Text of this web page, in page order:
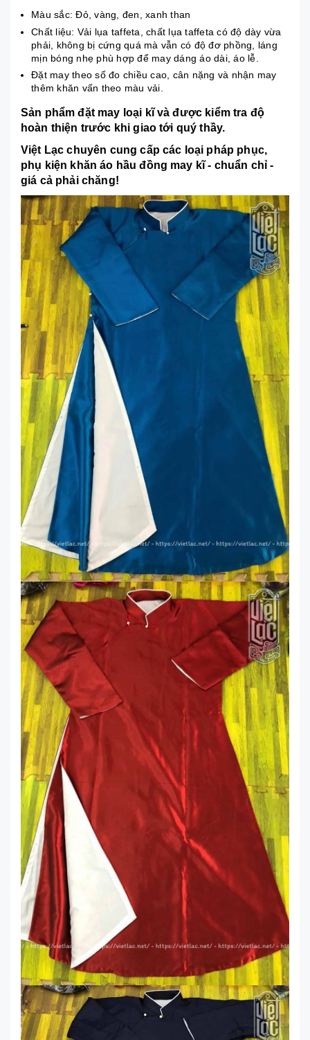
Màu sắc: Đỏ, vàng, đen, xanh than
Chất liệu: Vải lụa taffeta, chất lụa taffeta có độ dày vừa
phải, không bị cứng quá mà vẫn có độ đơ phồng, láng
mịn bóng nhẹ phù hợp để may dáng áo dài, áo lễ.
Đặt may theo số đo chiều cao, cân nặng và nhận may
thêm khăn vấn theo màu vải.
Sản phẩm đặt may loại kĩ và được kiểm tra độ
hoàn thiện trước khi giao tới quý thầy.
Việt Lạc chuyên cung cấp các loại pháp phục,
phụ kiện khăn áo hầu đồng may kĩ - chuẩn chỉ -
giá cả phải chăng!